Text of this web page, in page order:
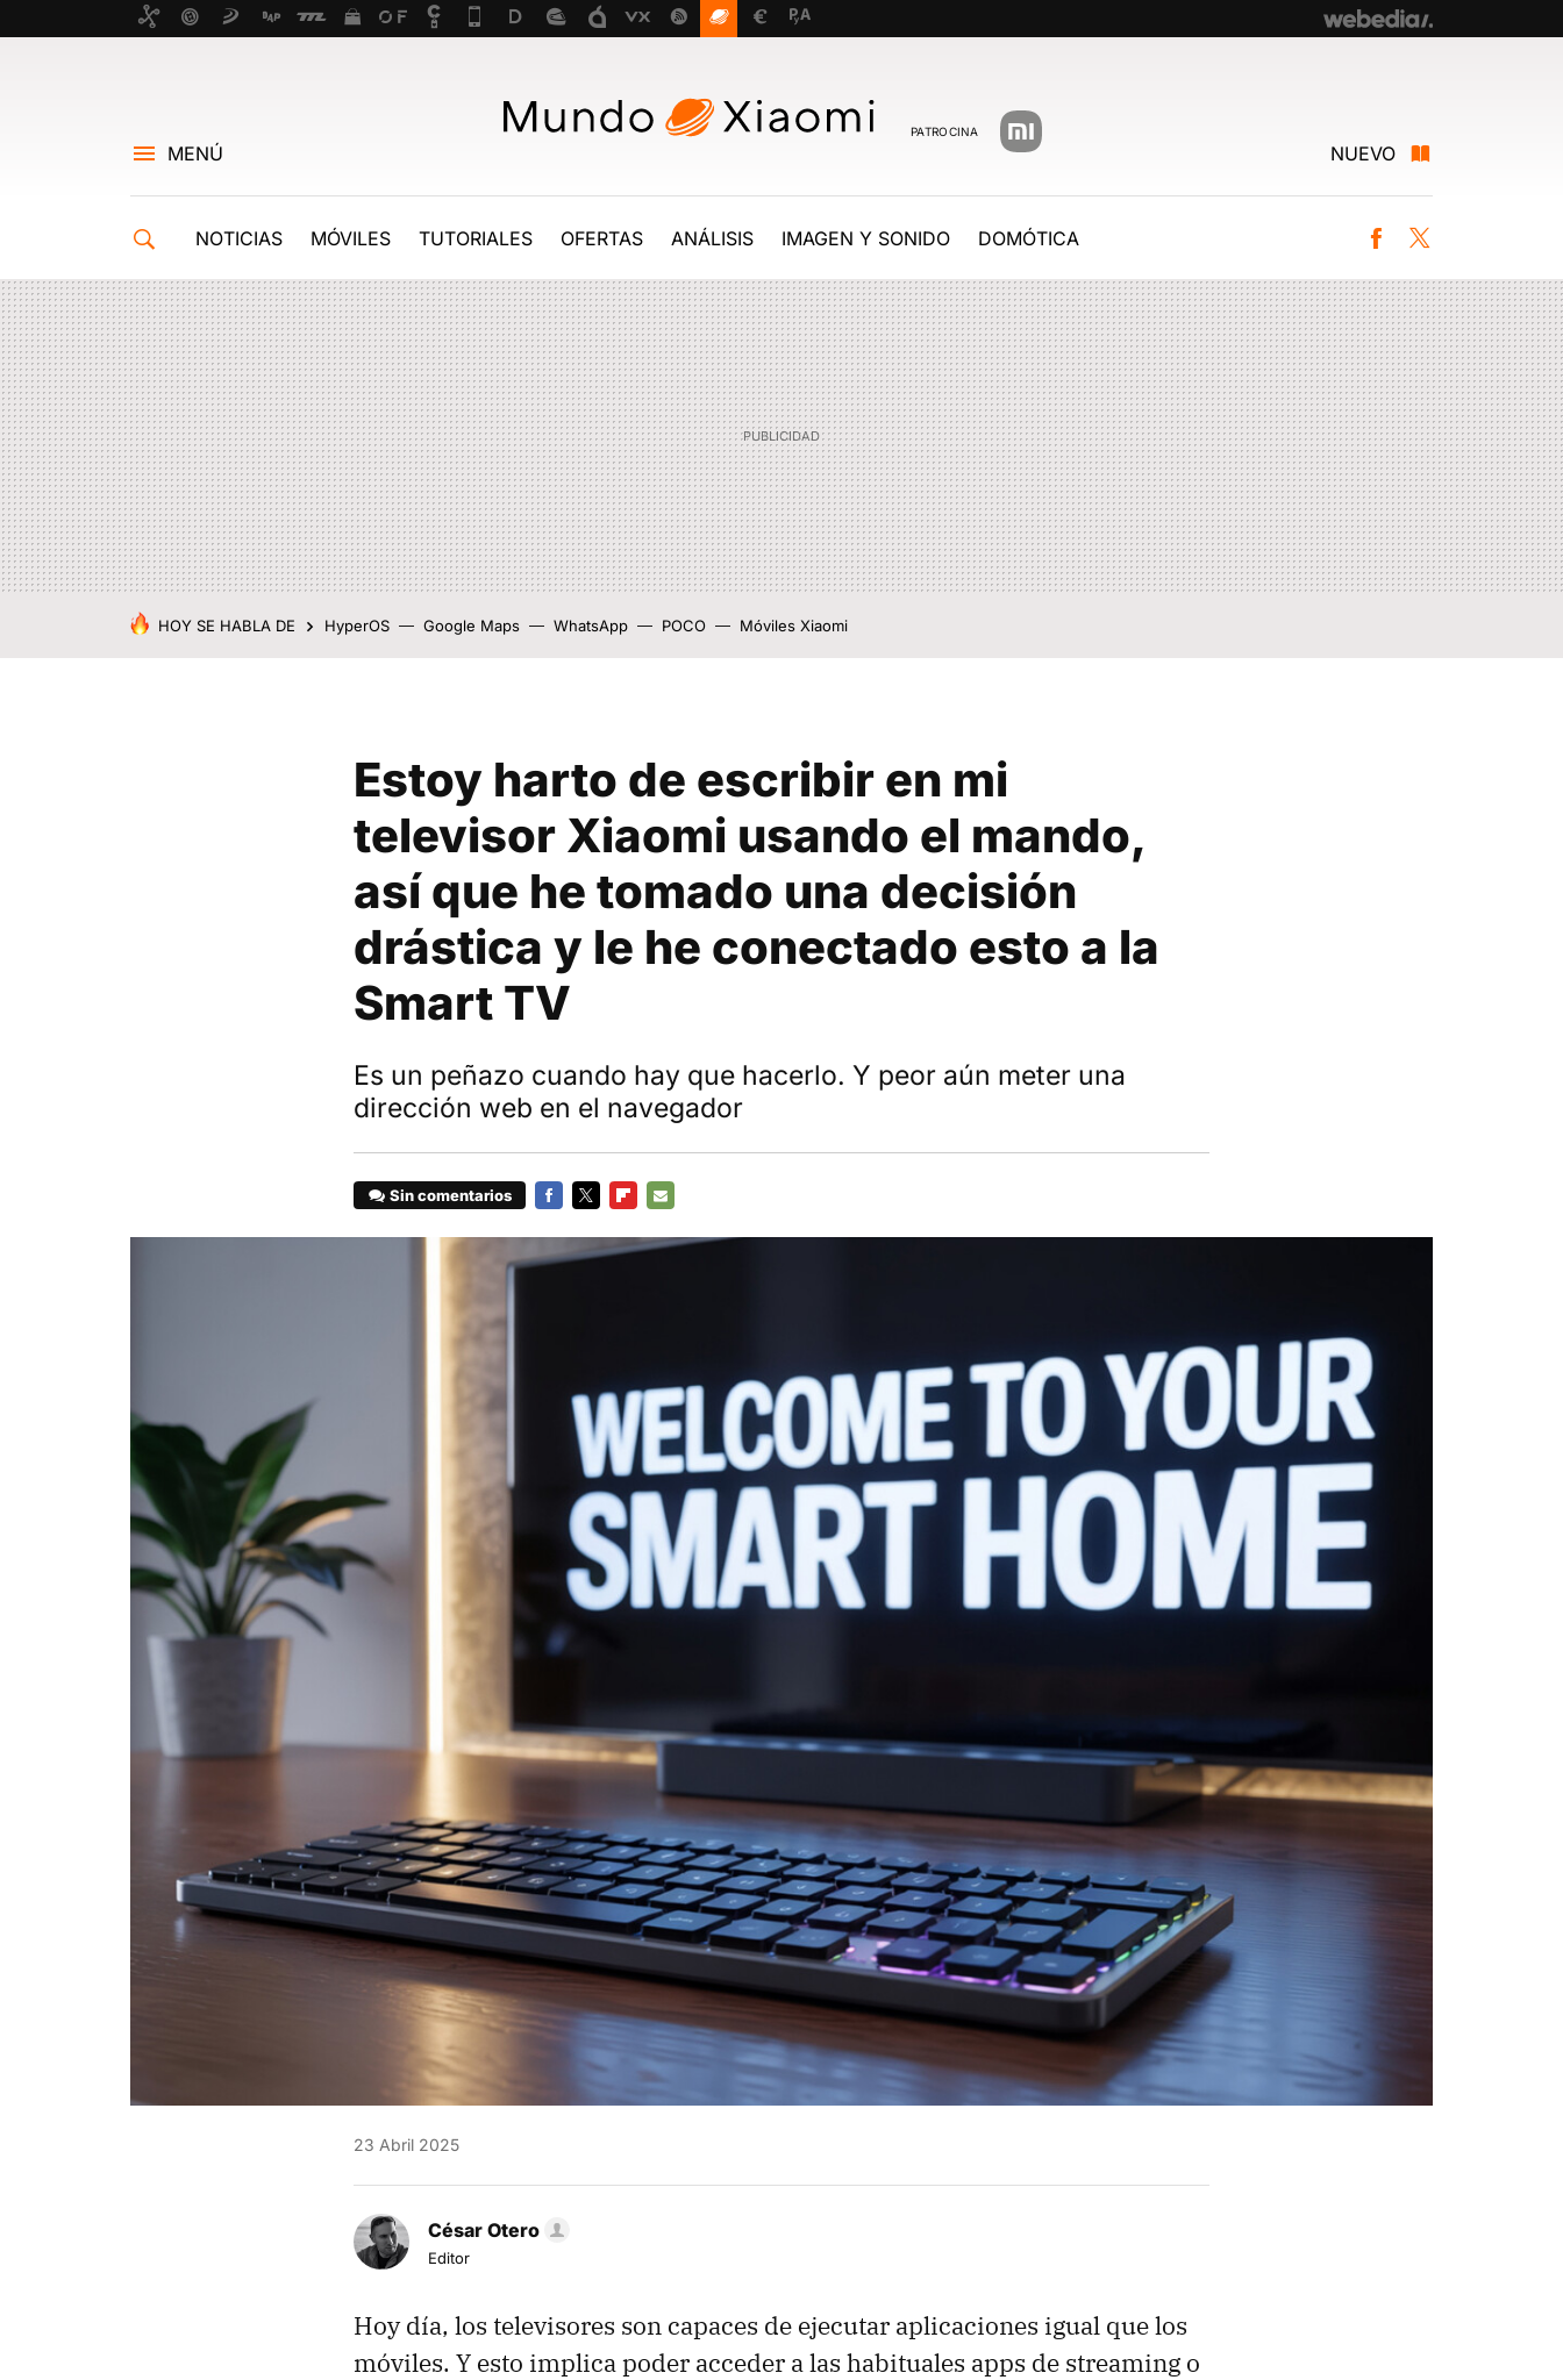
PATROCINA
MENÚ NUEVO
NOTICIAS MÓVILES TUTORIALES OFERTAS ANÁLISIS IMAGEN Y SONIDO DOMÓTICA Facebook
HOY SE HABLA DE HyperOS Google Maps WhatsApp POCO Móviles Xiaomi
Estoy harto de escribir en mi
televisor Xiaomi usando el mando,
así que he tomado una decisión
drástica y le he conectado esto a la
Smart TV
Es un peñazo cuando hay que hacerlo. Y peor aún meter una
dirección web en el navegador
Sin comentarios
MAIL
23 Abril 2025
César Otero
Editor
Hoy día, los televisores son capaces de ejecutar aplicaciones igual que los
móviles. Y esto implica poder acceder a las habituales apps de streaming o